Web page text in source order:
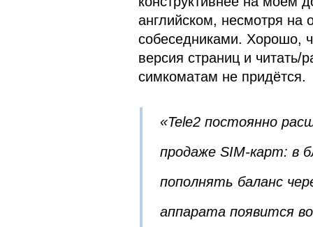
английском, несмотря на
собеседниками. Хорошо,
версия страниц и читать/
симкоматам не придётся.
«Tele2 постоянно
продаже SIM-карт: в
пополнять баланс
аппарата появится